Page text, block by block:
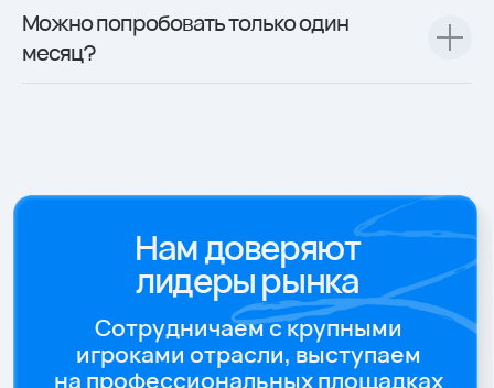
Можно попробовать только один
месяц?